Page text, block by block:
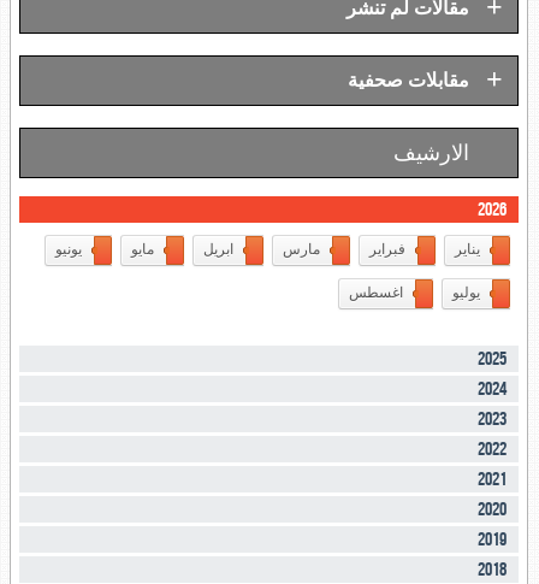
مقالات لم تنشر +
مقابلات صحفية +
الارشيف
2026
يناير فبراير مارس ابريل مايو يونيو
يوليو اغسطس
2025
2024
2023
2022
2021
2020
2019
2018